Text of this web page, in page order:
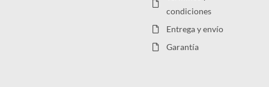
condiciones
Entrega y envío
Garantía